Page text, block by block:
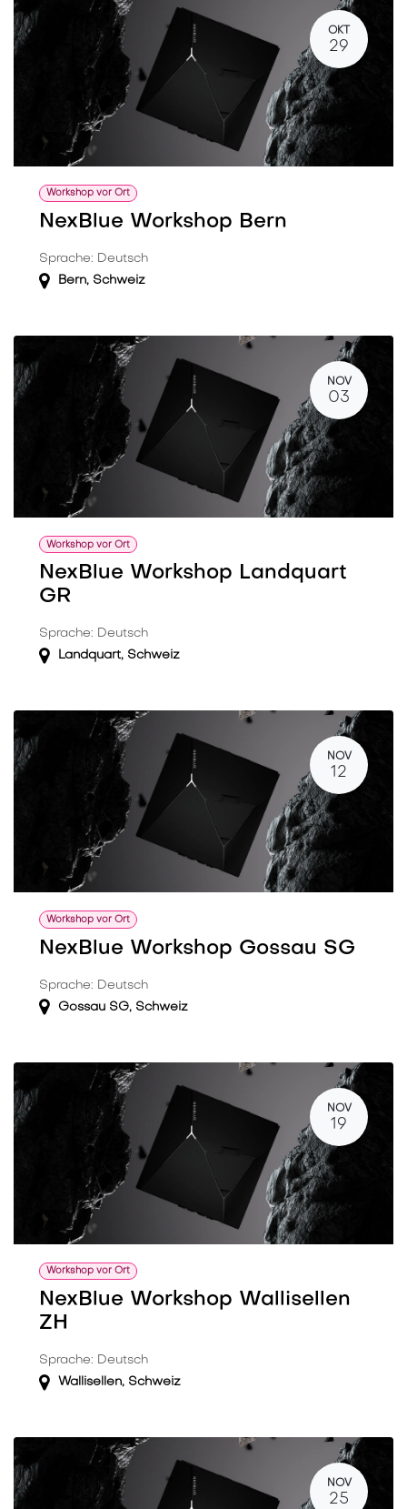
OKT
29
Workshop vor Ort
NexBlue Workshop Bern
Sprache: Deutsch
Bern, Schweiz
NOV
03
Workshop vor Ort
NexBlue Workshop Landquart
GR
Sprache: Deutsch
Landquart, Schweiz
NOV
12
Workshop vor Ort
NexBlue Workshop Gossau SG
Sprache: Deutsch
Gossau SG, Schweiz
NOV
19
Workshop vor Ort
NexBlue Workshop Wallisellen
ZH
Sprache: Deutsch
Wallisellen, Schweiz
NOV
25